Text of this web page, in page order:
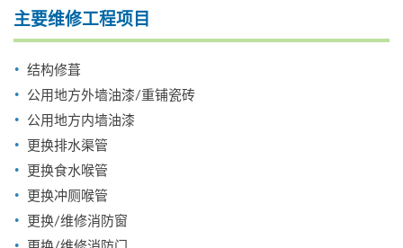
主要维修工程项目
结构修葺
公用地方外墙油漆/重铺瓷砖
公用地方内墙油漆
更换排水渠管
更换食水喉管
更换冲厕喉管
更换/维修消防窗